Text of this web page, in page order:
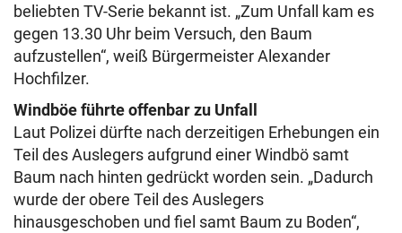
beliebten TV-Serie bekannt ist. „Zum Unfall kam es
gegen 13.30 Uhr beim Versuch, den Baum
aufzustellen“, weiß Bürgermeister Alexander
Hochfilzer.
Windböe führte offenbar zu Unfall
Laut Polizei dürfte nach derzeitigen Erhebungen ein
Teil des Auslegers aufgrund einer Windbö samt
Baum nach hinten gedrückt worden sein. „Dadurch
wurde der obere Teil des Auslegers
hinausgeschoben und fiel samt Baum zu Boden“,